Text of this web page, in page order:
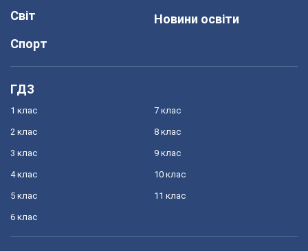
Світ
Спорт
Новини освіти
ГДЗ
1 клас
2 клас
3 клас
4 клас
5 клас
6 клас
7 клас
8 клас
9 клас
10 клас
11 клас